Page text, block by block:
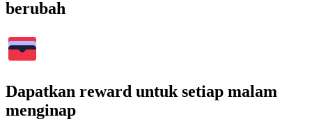
berubah
Dapatkan reward untuk setiap malam
menginap